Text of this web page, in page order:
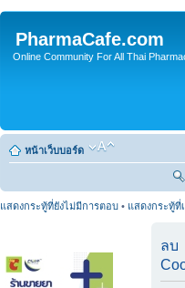
PharmaCafe.com
Online Community For All Thai
หน้าเว็บบอร์ด
แสดงกระทู้ที่ยังไม่มีการตอบ • แสดงกระทู้ที่
ลบ